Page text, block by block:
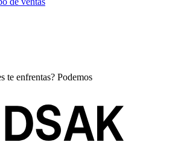
te enfrentas? Podemos